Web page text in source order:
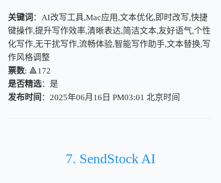
关键词 ：AI改写工具,Mac应用,文本优化,即时改写,快捷
键操作,提升写作效率,清晰表达,简洁文本,友好语气,个性
化写作,无干扰写作,流畅体验,智能写作助手,文本替换,写
作风格调整
票数: 🔺172
是否精选：是
发布时间 ：2025年06月16日 PM03:01 北京时间
北京时间
7. SendStock AI